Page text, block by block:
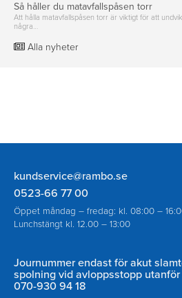
Så håller du matavfallspåsen torr
Att hålla matavfallspåsen torr är viktigt för att
några…
Alla nyheter
Rambo
AB
kundservice@rambo.se
0523-66 77 00
Öppet måndag – fredag: kl. 08:00 –
Lunchstängt kl. 12.00 – 13:00
Journummer endast för akut
spolning vid avloppsstopp
070-930 94 18